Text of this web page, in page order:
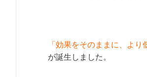
「効果をそのままに、より
が誕生しました。